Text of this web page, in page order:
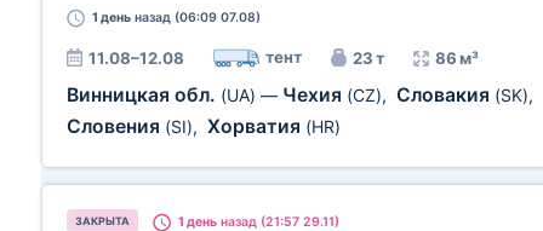
1 день назад (06:09 07.08)
11.08–12.08 тент 23 т 86 м³
Винницкая обл. (UA) — Чехия (CZ), Словакия (SK),
Словения (SI), Хорватия (HR)
ЗАКРЫТА 1 день назад (21:57 29.11)